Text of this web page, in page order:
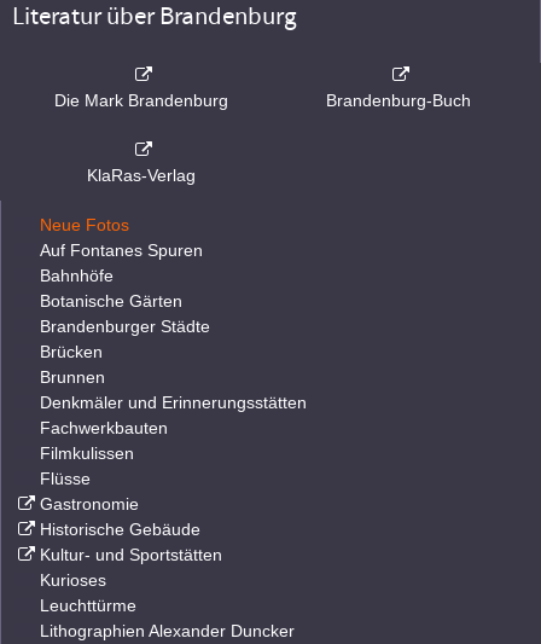
Literatur über Brandenburg
Die Mark Brandenburg Brandenburg-Buch
KlaRas-Verlag
Neue Fotos
Auf Fontanes Spuren
Bahnhöfe
Botanische Gärten
Brandenburger Städte
Brücken
Brunnen
Denkmäler und Erinnerungsstätten
Fachwerkbauten
Filmkulissen
Flüsse
Gastronomie
Historische Gebäude
Kultur- und Sportstätten
Kurioses
Leuchttürme
Lithographien Alexander Duncker